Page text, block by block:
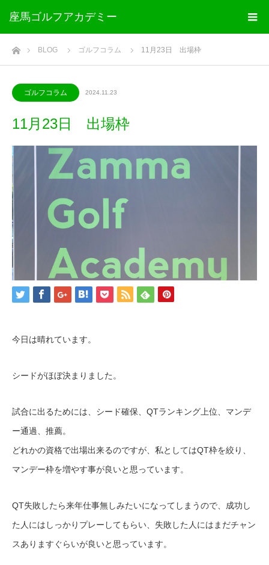
座馬ゴルフアカデミー
ホームBLOG ゴルフコラム 11月23日 出場枠
ゴルフコラム 2024.11.23
11月23日 出場枠
今日は晴れています。
シードがほぼ決まりました。
試合に出るためには、シード確保、QTランキング上位、マンデ
ー通過、推薦。
どれかの資格で出場出来るのですが、私としてはQT枠を絞り、
マンデー枠を増やす事が良いと思っています。
QT失敗したら来年仕事無しみたいになってしまうので、成功し
た人にはしっかりプレーしてもらい、失敗した人にはまだチャン
スありますぐらいが良いと思っています。